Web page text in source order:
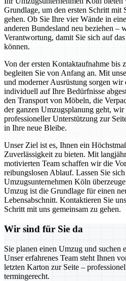
Grundlage, um den ersten Schritt mit
gehen. Ob Sie Ihre vier Wände in
anderen Bundesland neu beziehen –
Verantwortung, damit Sie sich auf
können.
Von der ersten Kontaktaufnahme bis
begleiten Sie von Anfang an. Mit
und moderner Ausrüstung sorgen wir
individuell auf Ihre Bedürfnisse
den Transport von Möbeln, die
der ganzen Umzugsplanung geht, wir
professioneller Unterstützung zur
in Ihre neue Bleibe.
Unser Ziel ist es, Ihnen ein
Zuverlässigkeit zu bieten. Mit
motivierten Team schaffen wir die
reibungslosen Ablauf. Lassen Sie
Umzugsunternehmen Köln
Umzug ist die Grundlage für einen
Lebensabschnitt. Kontaktieren Sie
Schritt mit uns gemeinsam zu gehen.
Wir sind für Sie da
Sie planen einen Umzug und suchen
Unser erfahrenes Team steht Ihnen
letzten Karton zur Seite –
termingerecht.